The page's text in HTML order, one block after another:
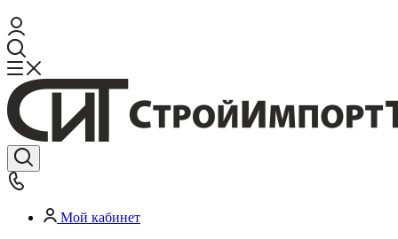
Мой кабинет